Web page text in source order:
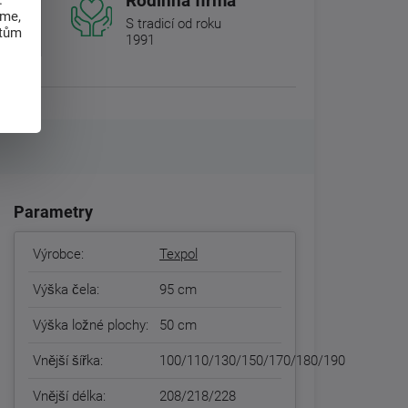
S tradicí od roku
1991
Parametry
Výrobce: Texpol
Výška čela: 95 cm
Výška ložné plochy: 50 cm
Vnější šířka: 100/110/130/150/170/180/190
Vnější délka: 208/218/228